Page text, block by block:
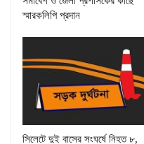
স্মারকলিপি প্রদান
সিলেটে দুই বাসের সংঘর্ষে নিহত ৮,